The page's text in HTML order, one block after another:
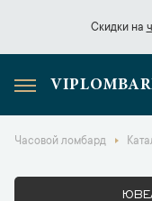
Скидки на
Скидки на
Часовой ломбард